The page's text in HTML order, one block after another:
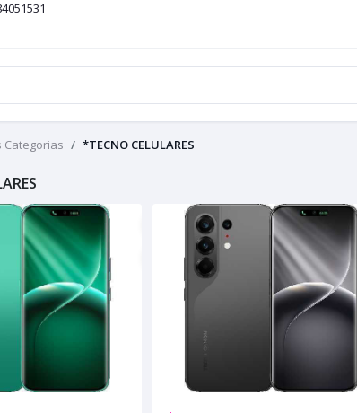
Categorias *TECNO CELULARES